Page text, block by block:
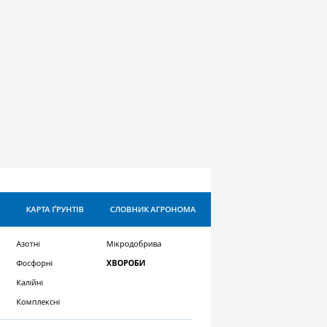
КАРТА ҐРУНТІВ СЛОВНИК АГРОНОМА
Азотні
Фосфорні
Калійні
Комплексні
Мікродобрива
ХВОРОБИ